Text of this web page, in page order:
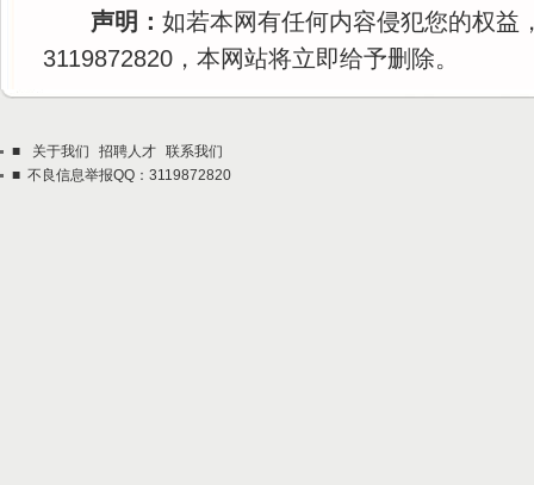
声明： 如若本网有任何内容侵犯您的权益
3119872820，本网站将立即给予删除。
■ 关于我们 招聘人才 联系我们
■ 不良信息举报QQ：3119872820